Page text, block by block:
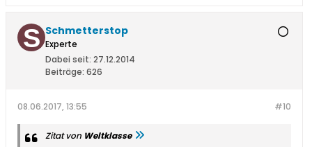
Schmetterstop
Experte
Dabei seit: 27.12.2014
Beiträge: 626
#10
08.06.2017, 13:55
Zitat von Weltklasse